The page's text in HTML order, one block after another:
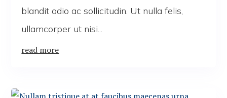
blandit odio ac sollicitudin. Ut nulla felis,
ullamcorper ut nisi...
read more